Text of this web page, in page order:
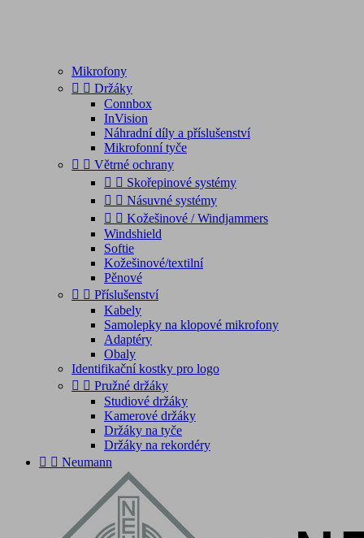
Mikrofony
  Držáky
Connbox
InVision
Náhradní díly a příslušenství
Mikrofonní tyče
  Větrné ochrany
  Skořepinové systémy
  Násuvné systémy
  Kožešinové / Windjammers
Windshield
Softie
Kožešinové/textilní
Pěnové
  Příslušenství
Kabely
Samolepky na klopové mikrofony
Adaptéry
Obaly
Identifikační kostky pro logo
  Pružné držáky
Studiové držáky
Kamerové držáky
Držáky na tyče
Držáky na rekordéry
  Neumann